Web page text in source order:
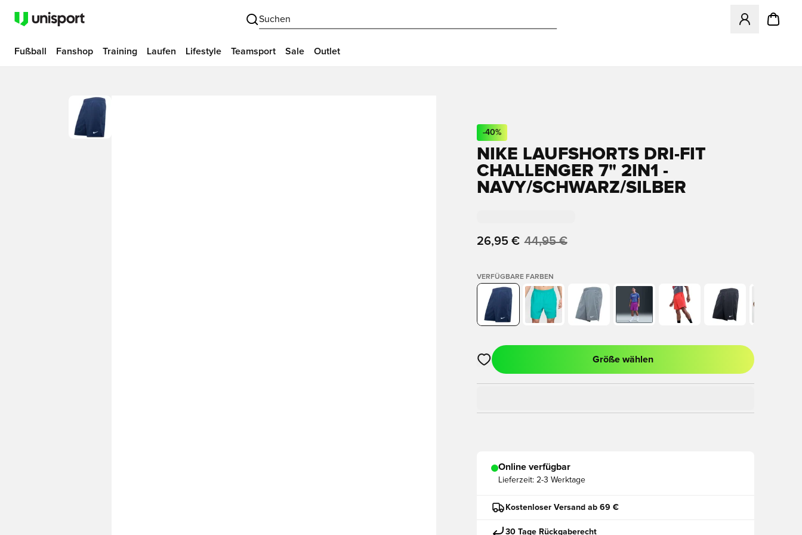
Suchen
Öffnet ein
Fußball Fanshop Training Laufen Lifestyle Teamsport Sale Outlet
-40%
NIKE LAUFSHORTS DRI-FIT
CHALLENGER 7" 2IN1 -
NAVY/SCHWARZ/SILBER
26,95 € 44,95 €
VERFÜGBARE FARBEN
Öffnet ein neues Fenster zum Anmelden oder Registrieren als Mitglied
Größe wählen
Online verfügbar
Lieferzeit: 2-3 Werktage
Kostenloser Versand ab 69 €
30 Tage Rückgaberecht